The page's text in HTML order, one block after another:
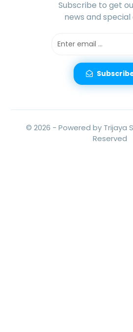
Subscribe to get
news and special